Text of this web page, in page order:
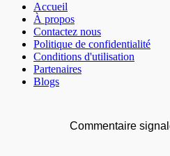
Accueil
À propos
Contactez nous
Politique de confidentialité
Conditions d'utilisation
Partenaires
Blogs
Commentaire